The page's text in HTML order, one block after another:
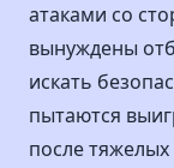
атаками со
вынуждены
искать
пытаются
после